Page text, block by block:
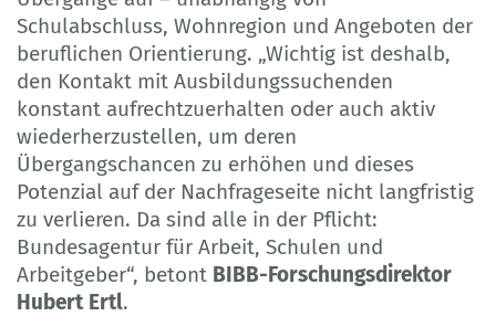
Schulabschluss, Wohnregion und Angeboten der
beruflichen Orientierung. „Wichtig ist deshalb,
den Kontakt mit Ausbildungssuchenden
konstant aufrechtzuerhalten oder auch aktiv
wiederherzustellen, um deren
Übergangschancen zu erhöhen und dieses
Potenzial auf der Nachfrageseite nicht langfristig
zu verlieren. Da sind alle in der Pflicht:
Bundesagentur für Arbeit, Schulen und
Arbeitgeber“, betont BIBB-Forschungsdirektor
Hubert Ertl.